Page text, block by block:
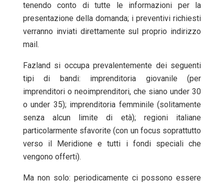
tenendo conto di tutte le informazioni per la
presentazione della domanda; i preventivi richiesti
verranno inviati direttamente sul proprio indirizzo
mail.
Fazland si occupa prevalentemente dei seguenti
tipi di bandi: imprenditoria giovanile (per
imprenditori o neoimprenditori, che siano under 30
o under 35); imprenditoria femminile (solitamente
senza alcun limite di età); regioni italiane
particolarmente sfavorite (con un focus soprattutto
verso il Meridione e tutti i fondi speciali che
vengono offerti).
Ma non solo: periodicamente ci possono essere